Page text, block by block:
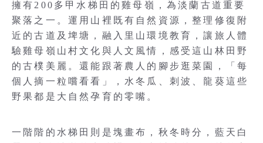
擁有200多甲水梯田的雞母嶺，為淡蘭古道重要
聚落之一。運用山裡既有自然資源，整理修復附
近的古道及埤塘，融入里山環境教育，讓旅人體
驗雞母嶺山村文化與人文風情，感受這山林田野
的古樸美麗。還能跟著農人的腳步逛菜園，「每
個人摘一粒嚐看看」，水冬瓜、刺波、龍葵這些
野果都是大自然孕育的零嘴。
一階階的水梯田則是塊畫布，秋冬時分，藍天白